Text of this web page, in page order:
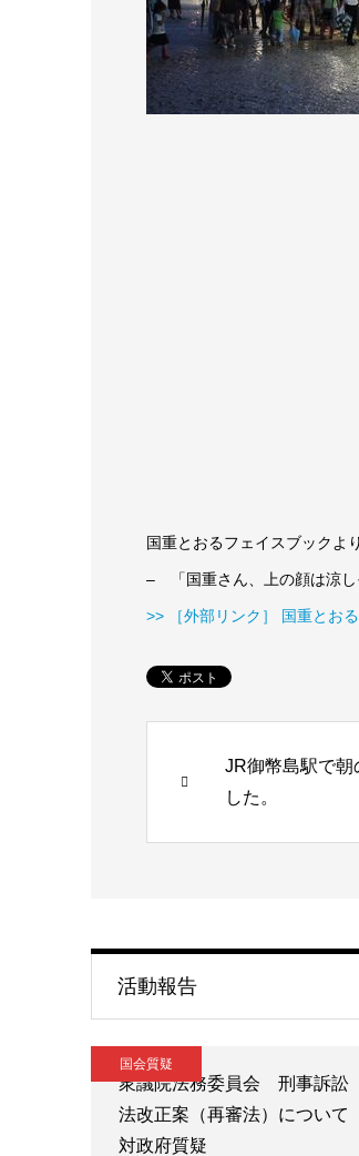
国重とおるフェイスブックよ
– 「国重さん、上の顔は涼し
>> ［外部リンク］ 国重とお
JR御幣島駅で朝
した。
活動報告
国会質疑
衆議院法務委員会 刑事訴訟
法改正案（再審法）について
対政府質疑